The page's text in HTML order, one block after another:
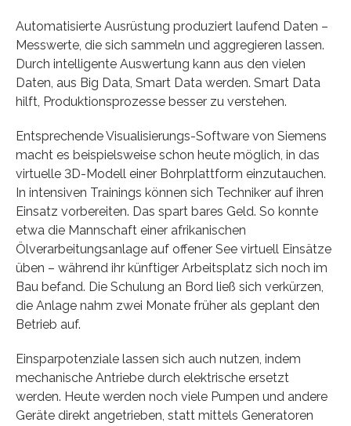
Automatisierte Ausrüstung produziert laufend Daten –
Messwerte, die sich sammeln und aggregieren lassen.
Durch intelligente Auswertung kann aus den vielen
Daten, aus Big Data, Smart Data werden. Smart Data
hilft, Produktionsprozesse besser zu verstehen.
Entsprechende Visualisierungs-Software von Siemens
macht es beispielsweise schon heute möglich, in das
virtuelle 3D-Modell einer Bohrplattform einzutauchen.
In intensiven Trainings können sich Techniker auf ihren
Einsatz vorbereiten. Das spart bares Geld. So konnte
etwa die Mannschaft einer afrikanischen
Ölverarbeitungsanlage auf offener See virtuell Einsätze
üben – während ihr künftiger Arbeitsplatz sich noch im
Bau befand. Die Schulung an Bord ließ sich verkürzen,
die Anlage nahm zwei Monate früher als geplant den
Betrieb auf.
Einsparpotenziale lassen sich auch nutzen, indem
mechanische Antriebe durch elektrische ersetzt
werden. Heute werden noch viele Pumpen und andere
Geräte direkt angetrieben, statt mittels Generatoren